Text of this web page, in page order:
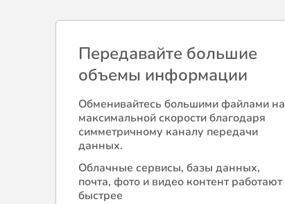
Передавайте большие
объемы информации
Обменивайтесь большими файлами на
максимальной скорости благодаря
симметричному каналу передачи
данных.
Облачные сервисы, базы данных,
почта, фото и видео контент работают
быстрее